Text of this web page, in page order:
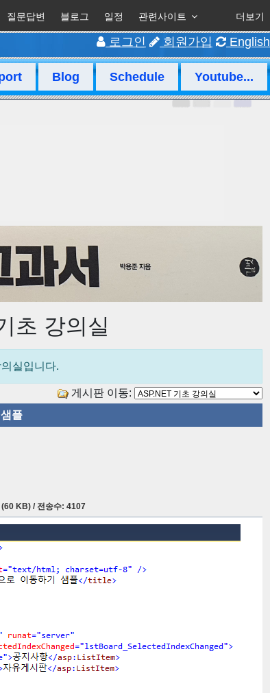
질문답변 블로그 일정 관련사이트 더보기
로그인 회원가입 English
Blog Schedule Youtube...
초 강의실
실입니다.
게시판 이동:
플
KB) / 전송수: 4107